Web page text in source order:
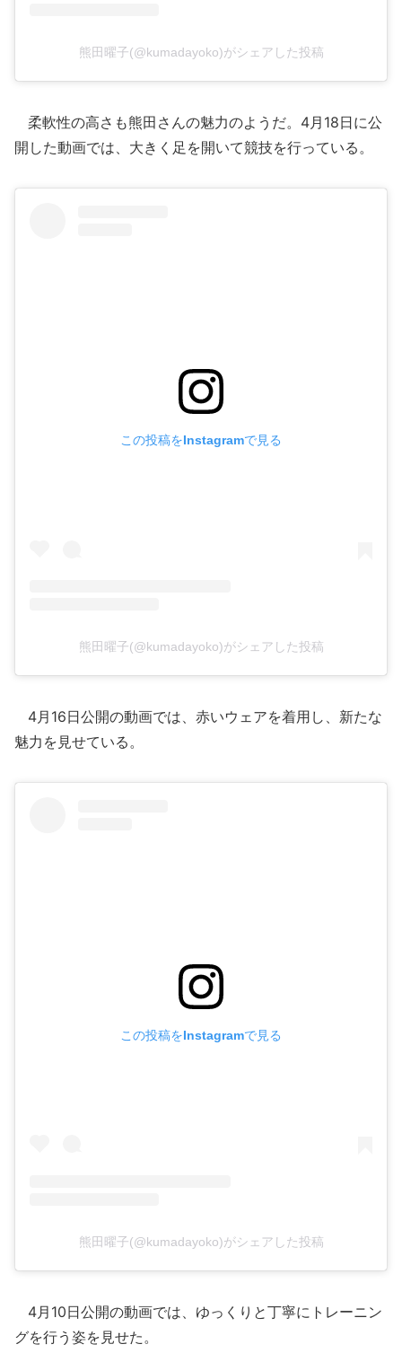
熊田曜子(@kumadayoko)がシェアした投稿
柔軟性の高さも熊田さんの魅力のようだ。4月18日に公
開した動画では、大きく足を開いて競技を行っている。
この投稿をInstagramで見る
熊田曜子(@kumadayoko)がシェアした投稿
4月16日公開の動画では、赤いウェアを着用し、新たな
魅力を見せている。
この投稿をInstagramで見る
熊田曜子(@kumadayoko)がシェアした投稿
4月10日公開の動画では、ゆっくりと丁寧にトレーニン
グを行う姿を見せた。